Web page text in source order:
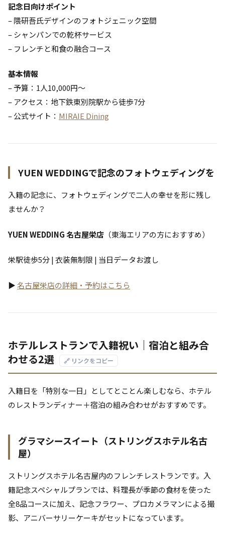
記念日向けポイント
– 隈研吾氏デザインのフォトジェニック空間
– シャンパンでの乾杯サービス
– フレンチと和食の融合コース
基本情報
– 予算：1人10,000円〜
– アクセス：地下鉄東別院駅から徒歩7分
– 公式サイト： MIRAIE Dining
YUEN WEDDINGで記念のフォトウェディングを
入籍の記念に、フォトウェディングで二人の幸せを形に残し
ませんか？
YUEN WEDDING 名古屋栄店 （東海エリアの方におすすめ）
栄駅徒歩5分 | 衣装無制限 | 当日データお渡し
▶名古屋栄店の詳細・予約はこちら
ホテルレストランで入籍祝い｜宿泊と組み合
わせる2選
🔗 リンクをコピー
入籍日を「特別な一日」としてとことん楽しむなら、ホテル
のレストランディナー＋宿泊の組み合わせがおすすめです。
グラマシースイート（ストリングスホテル名古
屋）
ストリングスホテル名古屋内のフレンチレストランです。入
籍記念スペシャルプランでは、料理長が季節の食材を使った
全8品コースに加え、記念フラワー、プロカメラマンによる撮
影、アニバーサリーケーキがセットになっています。